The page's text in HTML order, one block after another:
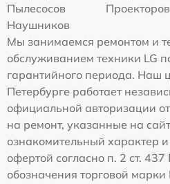
Пылесосов
Проекторов
Наушников
Мы занимаемся ремонтом и
обслуживанием техники LG
гарантийного периода. Наш
Петербурге работает
официальной авторизации
на ремонт, указанные на
ознакомительный характер
офертой согласно п. 2 ст.
обозначения торговой